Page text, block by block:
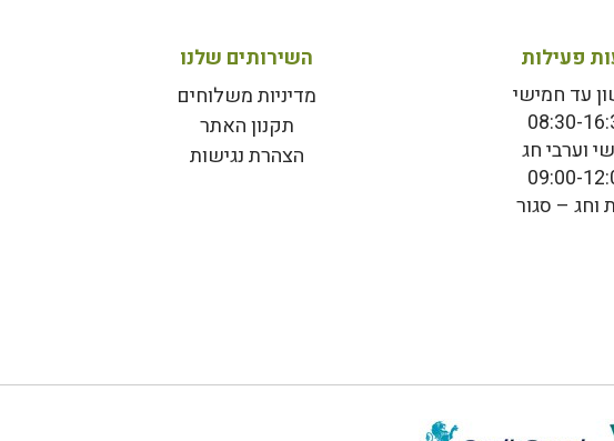
פעילות
עד חמישי
08:30-
וערבי חג
09:00-
וחג – סגור
השירותים שלנו
מדיניות משלוחים
תקנון האתר
הצהרת נגישות